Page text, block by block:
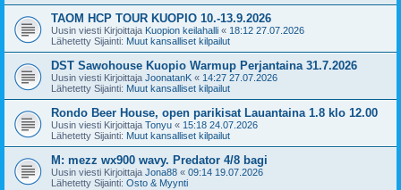
TAOM HCP TOUR KUOPIO 10.-13.9.2026
Uusin viesti Kirjoittaja Kuopion keilahalli « 18:12 27.07.2026
Lähetetty Sijainti: Muut kansalliset kilpailut
DST Sawohouse Kuopio Warmup Perjantaina 31.7.2026
Uusin viesti Kirjoittaja JoonatanK « 14:27 27.07.2026
Lähetetty Sijainti: Muut kansalliset kilpailut
Rondo Beer House, open parikisat Lauantaina 1.8 klo 12.00
Uusin viesti Kirjoittaja Tonyu « 15:18 24.07.2026
Lähetetty Sijainti: Muut kansalliset kilpailut
M: mezz wx900 wavy. Predator 4/8 bagi
Uusin viesti Kirjoittaja Jona88 « 09:14 19.07.2026
Lähetetty Sijainti: Osto & Myynti